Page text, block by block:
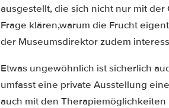
ausgestellt, die sich nicht nur mit
Frage klären,warum die Frucht
der Museumsdirektor zudem
Etwas ungewöhnlich ist sicherlich
umfasst eine private Ausstellung
auch mit den